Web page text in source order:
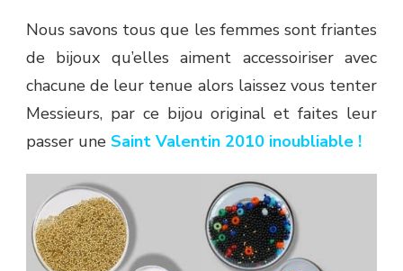
Nous savons tous que les femmes sont friantes
de bijoux qu’elles aiment accessoiriser avec
chacune de leur tenue alors laissez vous tenter
Messieurs, par ce bijou original et faites leur
passer une Saint Valentin 2010 inoubliable !